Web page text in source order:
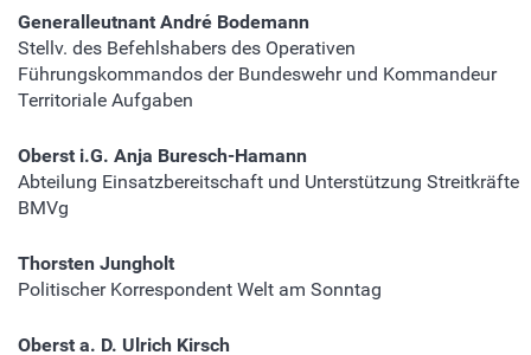
Generalleutnant André Bodemann
Stellv. des Befehlshabers des Operativen
Führungskommandos der Bundeswehr und Kommandeur
Territoriale Aufgaben
Oberst i.G. Anja Buresch-Hamann
Abteilung Einsatzbereitschaft und Unterstützung Streitkräfte
BMVg
Thorsten Jungholt
Politischer Korrespondent Welt am Sonntag
Oberst a. D. Ulrich Kirsch